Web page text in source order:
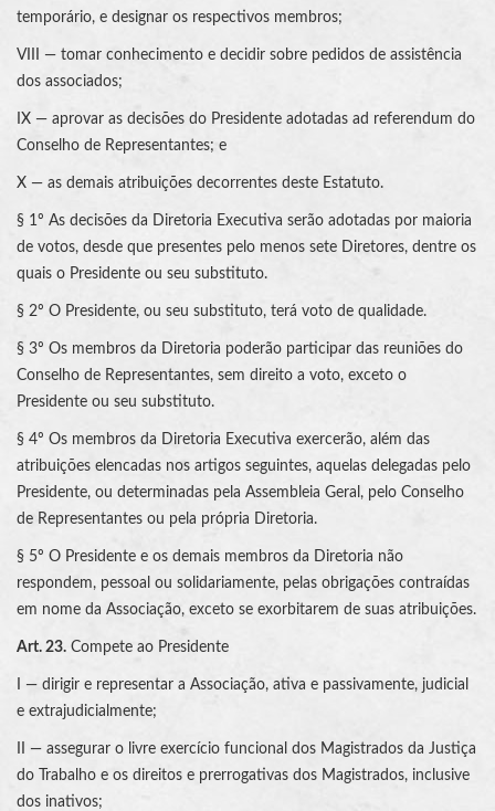
temporário, e designar os respectivos membros;
VIII — tomar conhecimento e decidir sobre pedidos de assistência
dos associados;
IX — aprovar as decisões do Presidente adotadas ad referendum do
Conselho de Representantes; e
X — as demais atribuições decorrentes deste Estatuto.
§ 1º As decisões da Diretoria Executiva serão adotadas por maioria
de votos, desde que presentes pelo menos sete Diretores, dentre os
quais o Presidente ou seu substituto.
§ 2º O Presidente, ou seu substituto, terá voto de qualidade.
§ 3º Os membros da Diretoria poderão participar das reuniões do
Conselho de Representantes, sem direito a voto, exceto o
Presidente ou seu substituto.
§ 4º Os membros da Diretoria Executiva exercerão, além das
atribuições elencadas nos artigos seguintes, aquelas delegadas pelo
Presidente, ou determinadas pela Assembleia Geral, pelo Conselho
de Representantes ou pela própria Diretoria.
§ 5º O Presidente e os demais membros da Diretoria não
respondem, pessoal ou solidariamente, pelas obrigações contraídas
em nome da Associação, exceto se exorbitarem de suas atribuições.
Art. 23. Compete ao Presidente
I — dirigir e representar a Associação, ativa e passivamente, judicial
e extrajudicialmente;
II — assegurar o livre exercício funcional dos Magistrados da Justiça
do Trabalho e os direitos e prerrogativas dos Magistrados, inclusive
dos inativos;